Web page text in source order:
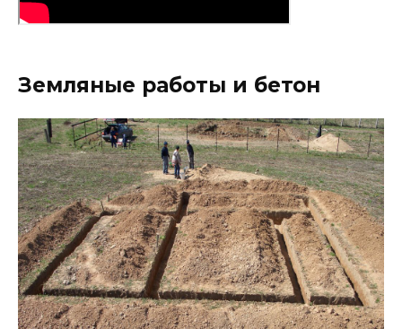
Земляные работы и бетон